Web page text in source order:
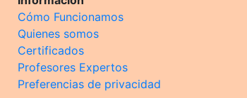
Cómo Funcionamos
Quienes somos
Certificados
Profesores Expertos
Preferencias de privacidad